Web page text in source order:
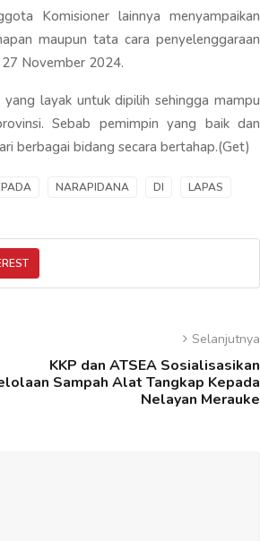
Komisioner lainnya menyampaikan
maupun tata cara penyelenggaraan
November 2024.
layak untuk dipilih sehingga mampu
Sebab pemimpin yang baik dan
berbagai bidang secara bertahap.(Get)
NARAPIDANA DI LAPAS
Selanjutnya
KKP dan ATSEA Sosialisasikan
Sampah Alat Tangkap Kepada
Nelayan Merauke